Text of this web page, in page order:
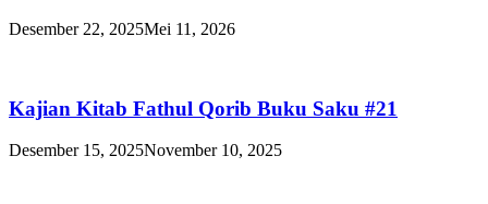
Desember 22, 2025Mei 11, 2026
Kajian Kitab Fathul Qorib Buku Saku #21
Desember 15, 2025November 10, 2025